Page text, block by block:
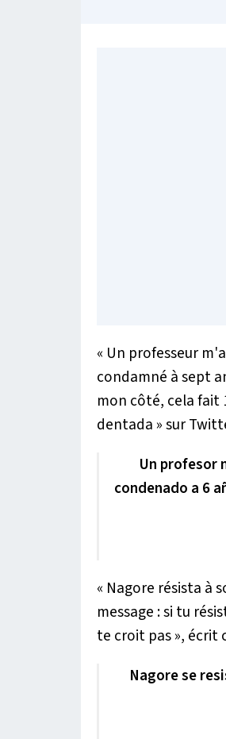
« Un professeur
condamné à sept
mon côté, cela fait
dentada » sur
Un profesor
condenado a 6
« Nagore résista à
message : si tu
te croit pas », écrit
Nagore se